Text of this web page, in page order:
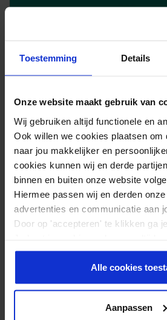
Toestemming Details
Onze website maakt gebruik van
Wij gebruiken altijd functionele en
Ook willen we cookies plaatsen om
naar jou makkelijker en
cookies kunnen wij en derde
binnen en buiten onze website
Hiermee passen wij en derden onze
advertenties en communicatie aan
Door op 'accepteren' te klikken ga
er meer over in onsprivacy beleid.
Alle cookies
Aanpassen
Schmale Tape-Streifen werden häufig
Schwellungen oder zur Behandlung
erspart Ihnen viel Schneidearbeit und
breit, sodass das Ergebnis nach dem
ansprechend ist.
Warum mit dem VetkinTape® Cutter
Schnell und effizient – enorme
Perfekt geschnittene Tape-Streifen
Weniger Abfall und Tape-Verlust